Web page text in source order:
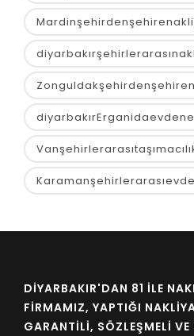
DIYARBAKIR'DAN 81 İLE
FIRMAMIZ, YAPTIĞI
GARANTILI, SÖZLEŞMELI